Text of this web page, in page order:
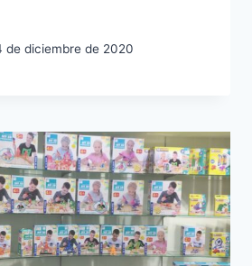
de diciembre de 2020